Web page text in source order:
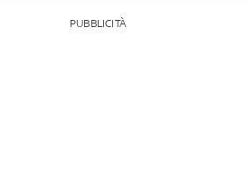
PUBBLICITÀ